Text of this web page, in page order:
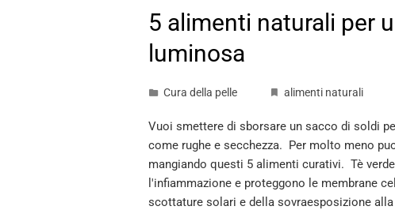
5 alimenti naturali per
luminosa
Cura della pelle alimenti naturali
Vuoi smettere di sborsare un sacco di soldi
come rughe e secchezza. Per molto meno
mangiando questi 5 alimenti curativi. Tè
l'infiammazione e proteggono le membrane
scottature solari e della sovraesposizione